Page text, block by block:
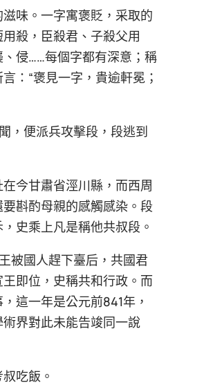
味。一字寓褒貶，采取的
殺，臣殺君、子殺父用
侵……每個字都有深意；稱
：“褒見一字，貴逾軒冕；
，便派兵攻擊段，段逃到
今甘肅省涇川縣，而西周
斟酌母親的感觸感染。段
史乘上凡是稱他共叔段。
被國人趕下臺后，共國君
即位，史稱共和行政。而
這一年是公元前841年，
界對此未能告竣同一說
吃飯。